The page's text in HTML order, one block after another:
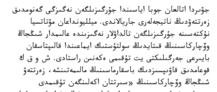
جۋىردا اتالعان جوبا اياسىندا جۇرگىزىلگەن نەگىزگى گەنومدىق
زەرتتەۋدىڭ ناتيجەلەرى جاريالاندى. ميلليونداعان مۋتاتسيا
نۇكتەسىنە جۇرگىزىلگەن تالداۋلار نەگىزىندە عالىمدار شىڭجاڭ
وۆچاركاسىنىڭ قىتايدىڭ سولتۇستىك ايماعىندا قالىپتاسقان
بايىرعى جەرگىلىكتى يت تۇقىمى ەكەنىن راستادى. ش و ق ك
قوعامدىق قاۋىپسىزدىك باسقارماسىنىڭ مالىمەتىنشە، زەرتتەۋ
شىڭجاڭ وۆچاركاسىنىڭ «سىرتتان اكەلىنگەن تۇقىمدى